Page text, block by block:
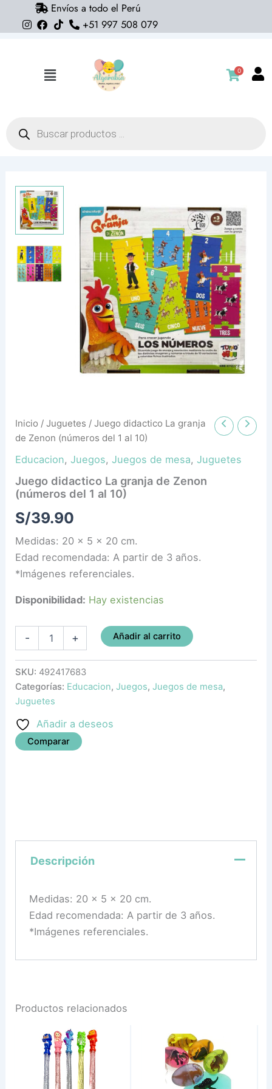
Envíos a todo el Perú
+51 997 508 079
Flyout
0
productos
Inicio /Juguetes / Juego didactico La granja
de Zenon (números del 1 al 10)
Educacion,Juegos,Juegos de mesa,Juguetes
Juego didactico La granja de Zenon
(números del 1 al 10)
S/39.90
Medidas: 20 x 5 x 20 cm.
Edad recomendada: A partir de 3 años.
*Imágenes referenciales.
Disponibilidad: Hay existencias
-
Juego
didactico
La
granja
Zenon
(números
del
+ Añadir al carrito
SKU: 492417683
Categorías: Educacion,Juegos,Juegos de mesa,
Juguetes
Añadir a deseos
Comparar
Descripción
Medidas: 20 x 5 x 20 cm.
Edad recomendada: A partir de 3 años.
*Imágenes referenciales.
Productos relacionados